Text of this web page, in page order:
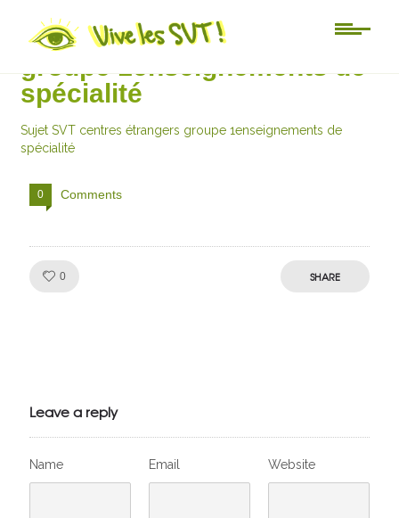
Sujet SVT centres étrangers
groupe 1enseignements de
spécialité
Sujet SVT centres étrangers groupe 1enseignements de
spécialité
0 Comments
0 SHARE
Leave a reply
Name Email Website